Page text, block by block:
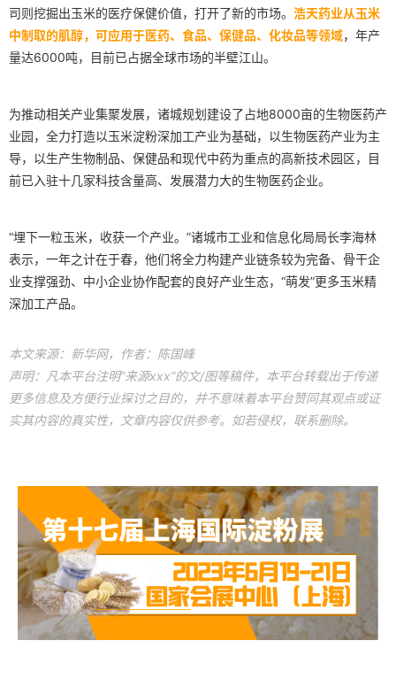
司则挖掘出玉米的医疗保健价值，打开了新的市场。 浩天药业从玉米
中制取的肌醇，可应用于医药、食品、保健品、化妆品等领域，年产
量达6000吨，目前已占据全球市场的半壁江山。
为推动相关产业集聚发展，诸城规划建设了占地8000亩的生物医药产
业园，全力打造以玉米淀粉深加工产业为基础，以生物医药产业为主
导，以生产生物制品、保健品和现代中药为重点的高新技术园区，目
前已入驻十几家科技含量高、发展潜力大的生物医药企业。
“埋下一粒玉米，收获一个产业。”诸城市工业和信息化局局长李海林
表示，一年之计在于春，他们将全力构建产业链条较为完备、骨干企
业支撑强劲、中小企业协作配套的良好产业生态，“萌发”更多玉米精
深加工产品。
本文来源：新华网，作者：陈国峰
声明：凡本平台注明“来源xxx”的文/图等稿件，本平台转载出于传递
更多信息及方便行业探讨之目的，并不意味着本平台赞同其观点或证
实其内容的真实性，文章内容仅供参考。如若侵权，联系删除。